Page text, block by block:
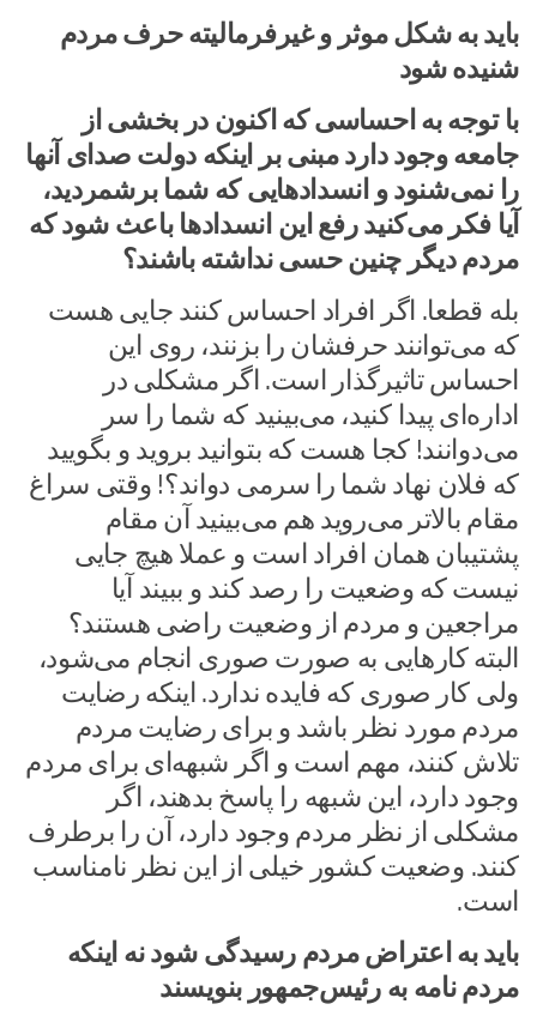
باید به شکل موثر و غیرفرمالیته حرف مردم
شنیده شود
با توجه به احساسی که اکنون در بخشی از
جامعه وجود دارد مبنی بر اینکه دولت صدای آنها
را نمی‌شنود و انسدادهایی که شما برشمردید،
آیا فکر می‌کنید رفع این انسدادها باعث شود که
مردم دیگر چنین حسی نداشته باشند؟
بله قطعا. اگر افراد احساس کنند جایی هست
که می‌توانند حرفشان را بزنند، روی این
احساس تاثیرگذار است. اگر مشکلی در
اداره‌ای پیدا کنید، می‌بینید که شما را سر
می‌دوانند! کجا هست که بتوانید بروید و بگویید
که فلان نهاد شما را سرمی دواند؟! وقتی سراغ
مقام بالاتر می‌روید هم می‌بینید آن مقام
پشتیبان همان افراد است و عملا هیچ جایی
نیست که وضعیت را رصد کند و ببیند آیا
مراجعین و مردم از وضعیت راضی هستند؟
البته کارهایی به صورت صوری انجام می‌شود،
ولی کار صوری که فایده ندارد. اینکه رضایت
مردم مورد نظر باشد و برای رضایت مردم
تلاش کنند، مهم است و اگر شبهه‌ای برای مردم
وجود دارد، این شبهه را پاسخ بدهند، اگر
مشکلی از نظر مردم وجود دارد، آن را برطرف
کنند. وضعیت کشور خیلی از این نظر نامناسب
است.
باید به اعتراض مردم رسیدگی شود نه اینکه
مردم نامه به رئیس‌جمهور بنویسند